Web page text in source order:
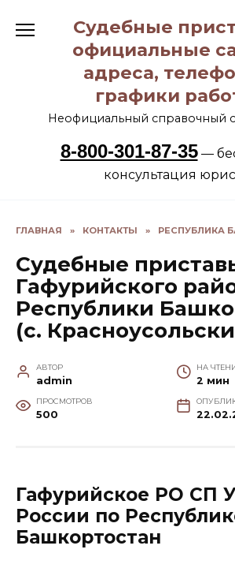
содержанию
Судебные
официальные
адреса,
графики
Неофициальный справочный
8-800-301-87-35—
консультация
ГЛАВНАЯ » КОНТАКТЫ » РЕСПУБЛИКА
Судебные
Гафурийского
Республики
(с.
АВТОР
admin
НА
2 мин
ПРОСМОТРОВ
500
Гафурийское РО СП
России по
Башкортостан